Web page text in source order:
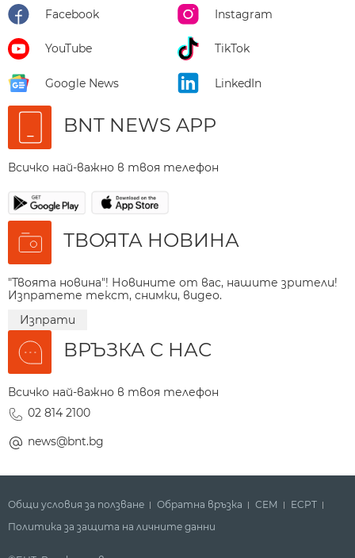
Facebook Instagram
YouTube TikTok
Google News LinkedIn
BNT NEWS APP
Всичко най-важно в твоя телефон
ТВОЯТА НОВИНА
"Твоята новина"! Новините от вас, нашите зрители!
Изпратете текст, снимки, видео.
Изпрати
ВРЪЗКА С НАС
Всичко най-важно в твоя телефон
02 814 2100
news@bnt.bg
Общи условия за ползване Обратна връзка СЕМ
ECPT
Политика за защита на личните данни